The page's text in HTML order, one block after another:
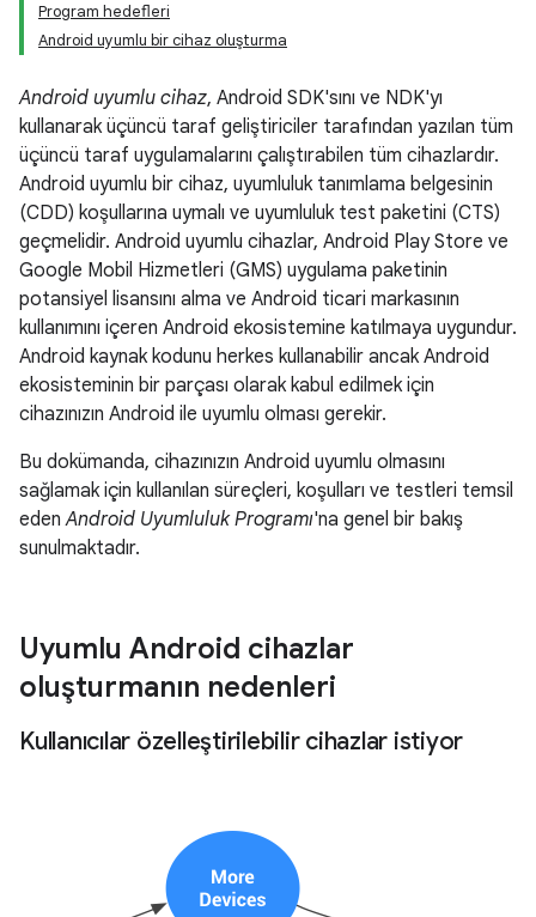
Program hedefleri
Android uyumlu bir cihaz oluşturma
Android uyumlu cihaz, Android SDK'sını ve NDK'yı
kullanarak üçüncü taraf geliştiriciler tarafından yazılan tüm
üçüncü taraf uygulamalarını çalıştırabilen tüm cihazlardır.
Android uyumlu bir cihaz, uyumluluk tanımlama belgesinin
(CDD) koşullarına uymalı ve uyumluluk test paketini (CTS)
geçmelidir. Android uyumlu cihazlar, Android Play Store ve
Google Mobil Hizmetleri (GMS) uygulama paketinin
potansiyel lisansını alma ve Android ticari markasının
kullanımını içeren Android ekosistemine katılmaya uygundur.
Android kaynak kodunu herkes kullanabilir ancak Android
ekosisteminin bir parçası olarak kabul edilmek için
cihazınızın Android ile uyumlu olması gerekir.
Bu dokümanda, cihazınızın Android uyumlu olmasını
sağlamak için kullanılan süreçleri, koşulları ve testleri temsil
edenAndroid Uyumluluk Programı'na genel bir bakış
sunulmaktadır.
Uyumlu Android cihazlar
oluşturmanın nedenleri
Kullanıcılar özelleştirilebilir cihazlar istiyor